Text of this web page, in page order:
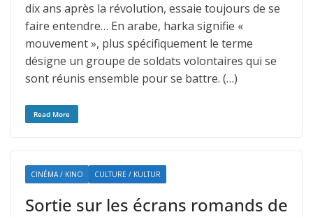
dix ans après la révolution, essaie toujours de se
faire entendre… En arabe, harka signifie «
mouvement », plus spécifiquement le terme
désigne un groupe de soldats volontaires qui se
sont réunis ensemble pour se battre. (…)
Read More
CINÉMA / KINO CULTURE / KULTUR
Sortie sur les écrans romands de